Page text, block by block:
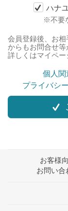
ハナ
※不要
会員登録後、お
からもお問合せ等
詳しくはマイペー
個人関
プライバシ
お客様
お問い合